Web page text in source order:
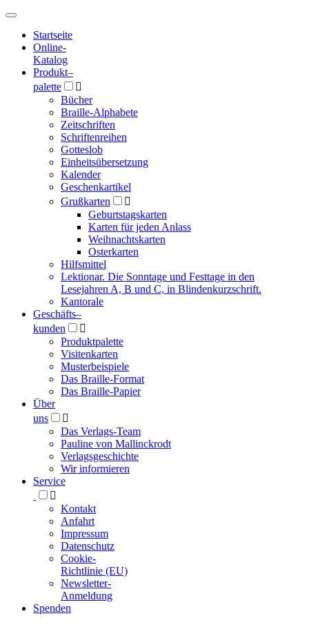
Hauptmenü
Hauptmenü
Startseite
Online-
Katalog
Produkt–
palette

Bücher
Braille-Alphabete
Zeitschriften
Schriftenreihen
Gotteslob
Einheitsübersetzung
Kalender
Geschenkartikel
Grußkarten

Geburtstagskarten
Karten für jeden Anlass
Weihnachtskarten
Osterkarten
Hilfsmittel
Lektionar. Die Sonntage und Festtage in den
Lesejahren A, B und C, in Blindenkurzschrift.
Kantorale
Geschäfts­–
kunden

Produktpalette
Visitenkarten
Musterbeispiele
Das Braille-Format
Das Braille-Papier
Über
uns

Das Verlags-Team
Pauline von Mallinckrodt
Verlagsgeschichte
Wir informieren
Service

Kontakt
Anfahrt
Impressum
Datenschutz
Cookie-
Richtlinie (EU)
Newsletter-
Anmeldung
Spenden